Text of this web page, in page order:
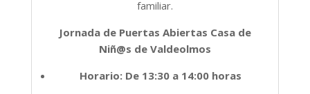
familiar.
Jornada de Puertas Abiertas Casa de
Niñ@s de Valdeolmos
Horario: De 13:30 a 14:00 horas